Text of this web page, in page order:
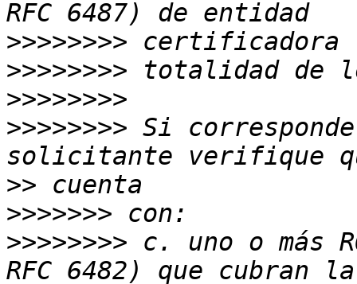
>>>>>>>>
>>>>>>>>
>>>>>>>>
>>>>>>>> Si
>>
>>>>>>>
>>>>>>>> c. uno o más